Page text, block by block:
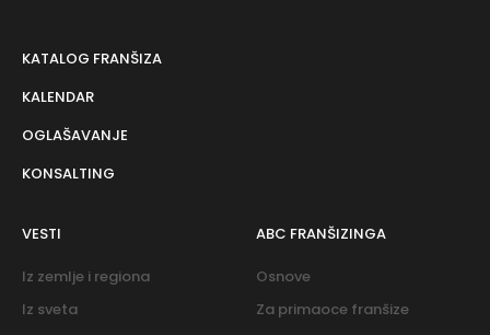
KATALOG FRANŠIZA
KALENDAR
OGLAŠAVANJE
KONSALTING
VESTI
Iz zemlje i regiona
Iz sveta
ABC FRANŠIZINGA
Osnove
Za primaoce franšize